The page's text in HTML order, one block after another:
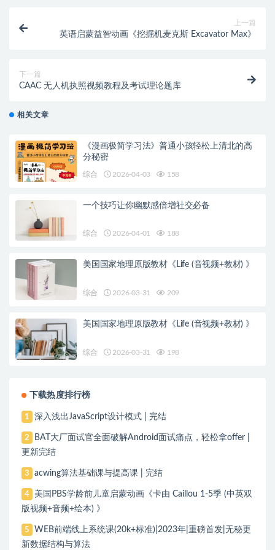
上一篇
英语启蒙益智动画《挖掘机麦克斯 Excavator Max》
下一篇
CAAC 无人机执照视频教程及考试理论题库
相关文章
《漫画极简学习法》普通小孩轻松上清北的高
分秘密
综合 2026-04-03 158
一个技巧让你幽默感倍增社交必备
综合 2026-04-01 188
美国国家地理原版教材《Life (音视频+教材) 》
综合 2026-03-31 209
美国国家地理原版教材《Life (音视频+教材) 》
综合 2026-03-31 198
下载热度排行榜
1 深入浅出JavaScript设计模式 | 完结
2
BAT大厂面试官全面破解Android面试痛点，轻松拿offer |
更新完结
3 acwing算法基础课与提高课 | 完结
4
美国PBS学龄前儿童启蒙动画《卡由 Caillou 1-5季 (中英双
版视频+音频+绘本) 》
5
WEB前端线上系统课(20k+标准)|2023年|重磅首发|无秘更
新数据结构与算法